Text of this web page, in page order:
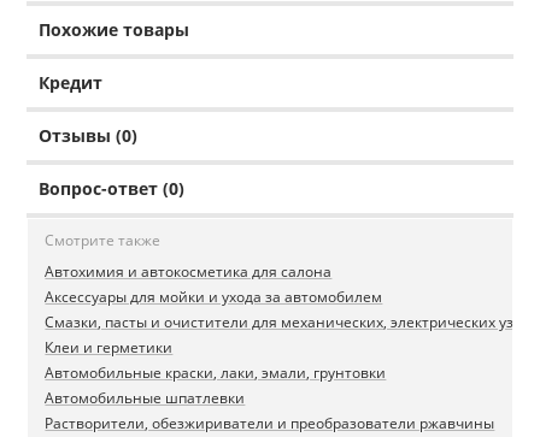
Похожие товары
Кредит
Отзывы (0)
Вопрос-ответ (0)
Смотрите также
Автохимия и автокосметика для салона
Аксессуары для мойки и ухода за автомобилем
Смазки, пасты и очистители для механических, электрических узлов
Клеи и герметики
Автомобильные краски, лаки, эмали, грунтовки
Автомобильные шпатлевки
Растворители, обезжириватели и преобразователи ржавчины